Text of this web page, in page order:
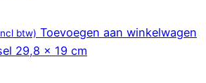
btw) Toevoegen aan winkelwagen